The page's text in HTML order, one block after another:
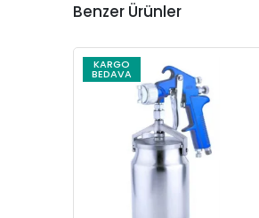
Benzer Ürünler
KARGO
BEDAVA